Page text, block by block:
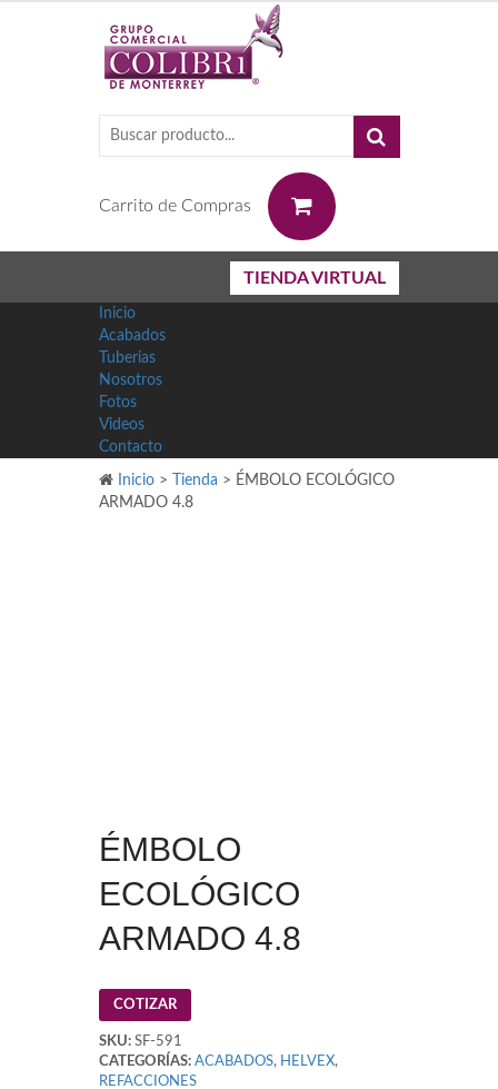
Carrito de Compras
TIENDA VIRTUAL
Inicio
Acabados
Tuberias
Nosotros
Fotos
Videos
Contacto
Inicio > Tienda > ÉMBOLO ECOLÓGICO
ARMADO 4.8
ÉMBOLO
ECOLÓGICO
ARMADO 4.8
COTIZAR
SKU: SF-591
CATEGORÍAS: ACABADOS, HELVEX,
REFACCIONES